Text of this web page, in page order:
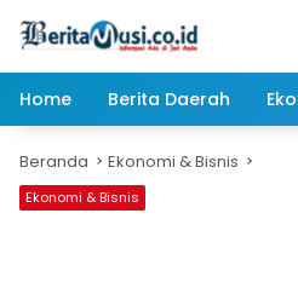
Home
Berita Daerah
Beranda Ekonomi & Bisnis
Ekonomi & Bisnis